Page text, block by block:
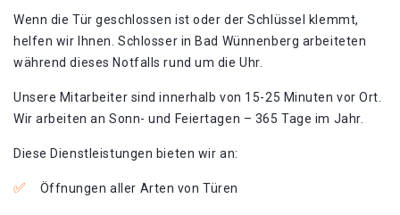
Wenn die Tür geschlossen ist oder der Schlüssel klemmt,
helfen wir Ihnen. Schlosser in Bad Wünnenberg arbeiteten
während dieses Notfalls rund um die Uhr.
Unsere Mitarbeiter sind innerhalb von 15-25 Minuten vor Ort.
Wir arbeiten an Sonn- und Feiertagen – 365 Tage im Jahr.
Diese Dienstleistungen bieten wir an:
Öffnungen aller Arten von Türen